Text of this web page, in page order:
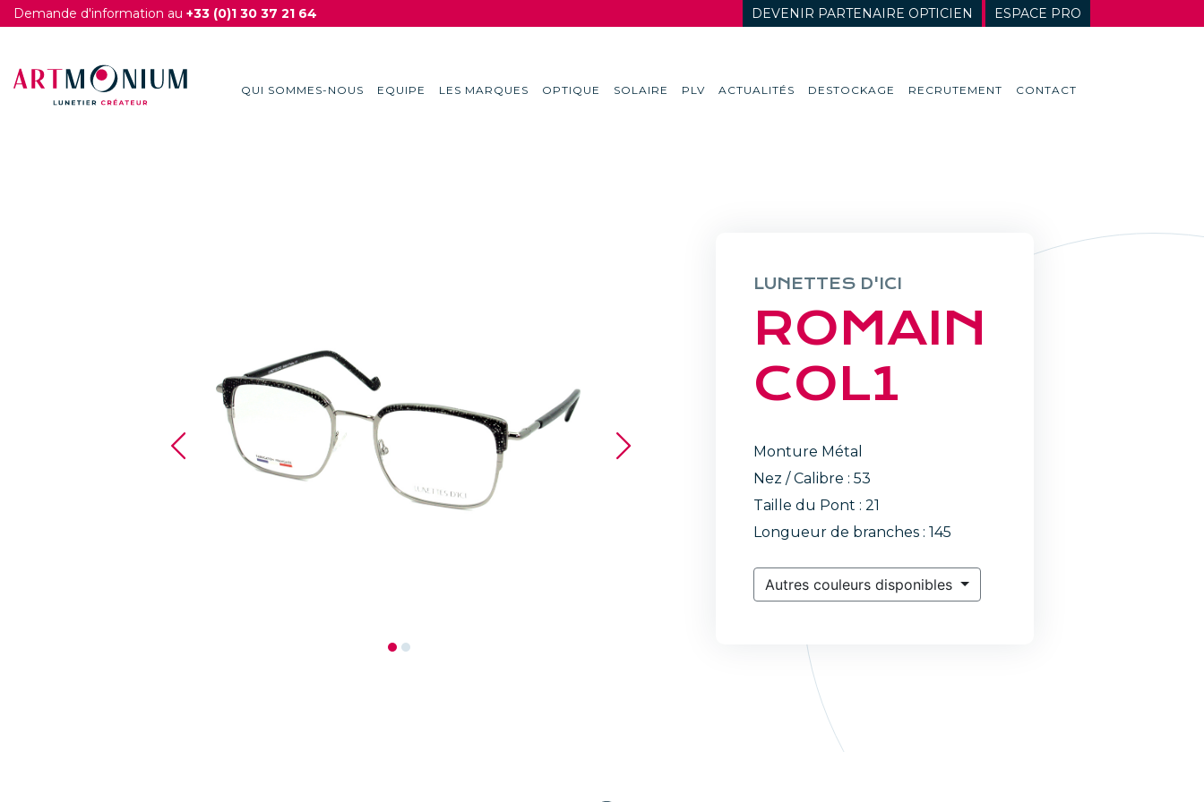
Demande d'information au +33 (0)1 30 37 21 64 DEVENIR PARTENAIRE OPTICIEN ESPACE PRO
QUI SOMMES-NOUS EQUIPE LES MARQUES OPTIQUE SOLAIRE PLV ACTUALITÉS DESTOCKAGE RECRUTEMENT CONTACT
LUNETTES D'ICI
ROMAIN
COL1
Monture Métal
Nez / Calibre : 53
Taille du Pont : 21
Longueur de branches : 145
Autres couleurs disponibles